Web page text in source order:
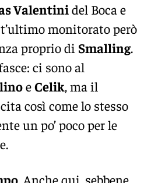
Valentini del Boca e
monitorato però
proprio di Smalling.
ci sono al
eCelik, ma il
così come lo stesso
un po’ poco per le
. Anche qui, sebbene